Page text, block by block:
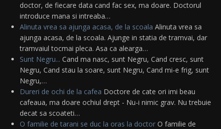
doctor, de fiecare data cand fac sex, ma doare. Doctorul
introduce mana si intreaba…
Alinuta vrea sa ajunga acasa, de la scoala Alinuta vrea sa
ajunga acasa, de la scoala. Ajunge in statia de tramvai, dar
tramvaiul tocmai pleca. Asa ca alearga…
Sunt Negru... Cand ma nasc, sunt Negru, Cand cresc, sunt
Negru, Cand stau la soare, sunt Negru, Cand mi-e frig, sunt
Negru,…
Dureri de ochi de la cafea Doctore de cate ori imi beau
cafeaua, ma doare ochiul drept - Nu-i nimic grav. Nu trebuie
decat sa scoateti…
O familie de tarani se duc la oras la doctor O familie de